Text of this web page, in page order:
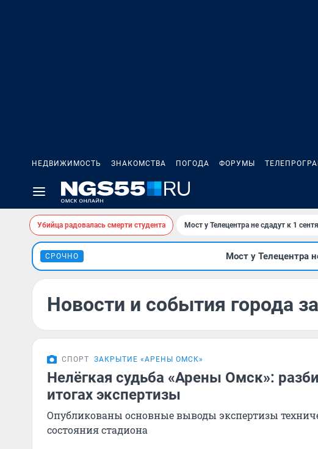
НЕДВИЖИМОСТЬ ЗНАКОМСТВА ПОГОДА ФОРУМЫ
Убийца радовалась смерти студента Мост у Телецентра не сдадут к 1
СРОЧНО Мост у Телецентра
Новости и события города
СПОРТ ЗАКРЫТИЕ «АРЕНЫ ОМСК»
Нелёгкая судьба «Арены Омск»:
итогах экспертизы
Опубликованы основные выводы экспертизы
состояния стадиона